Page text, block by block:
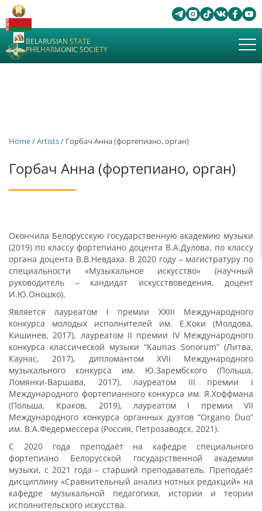
BELARUSIAN STATE
PHILHARMONIC SOCIETY
Home/Artists/ Горбач Анна (фортепиано, орган)
Горбач Анна (фортепиано, орган)
Окончила Белорусскую государственную академию музыки
(2019) по классу фортепиано доцента В.А.Дулова, по классу
органа доцента В.В.Невдаха. В 2020 году – магистратуру по
специальности «Музыкальное искусство» (научный
руководитель – кандидат искусствоведения, доцент
И.Ю.Оношко).
Является лауреатом I премии XXIII Международного
конкурса молодых исполнителей им. Е.Коки (Молдова,
Кишинев, 2017), лауреатом II премии IV Международного
конкурса классической музыки “Kaunas Sonorum” (Литва,
Каунас, 2017), дипломантом XVII Международного
музыкального конкурса им. Ю.Зарембского (Польша,
Ломянки-Варшава, 2017), лауреатом III премии I
Международного фортепианного конкурса им. Я.Хоффмана
(Польша, Краков, 2019), лауреатом I премии VII
Международного конкурса органных дуэтов “Organo Duo”
им. В.А.Федермессера (Россия, Петрозаводск, 2021).
С 2020 года преподаёт на кафедре специального
фортепиано Белорусской государственной академии
музыки, с 2021 года – старший преподаватель. Преподаёт
дисциплину «Сравнительный анализ нотных редакций» на
кафедре музыкальной педагогики, истории и теории
исполнительского искусства.